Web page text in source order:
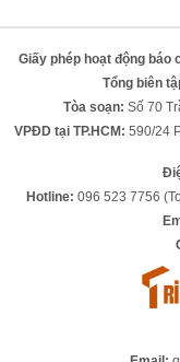
Giấy phép hoạt động báo
Tổng biên
Tòa soạn: Số 70
VPĐD tại TP.HCM: 590/24
Hotline: 096 523 7756